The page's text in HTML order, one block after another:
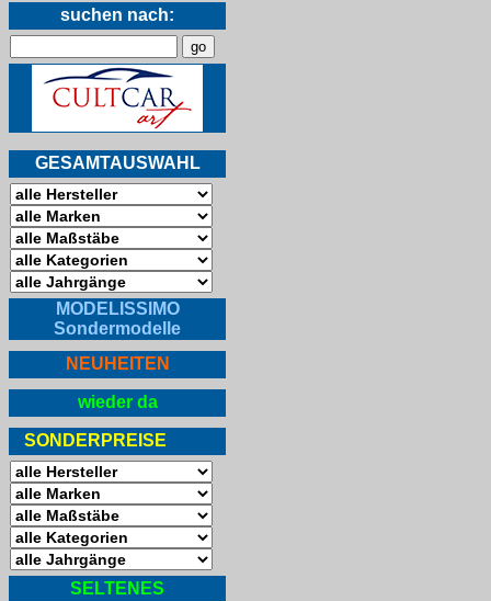
suchen nach:
GESAMTAUSWAHL
MODELISSIMO
Sondermodelle
NEUHEITEN
wieder da
SONDERPREISE
SELTENES